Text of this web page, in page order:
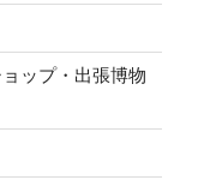
ップ・出張博物